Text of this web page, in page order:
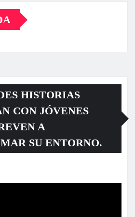
HISTORIAS
CON JÓVENES
A
SU ENTORNO.